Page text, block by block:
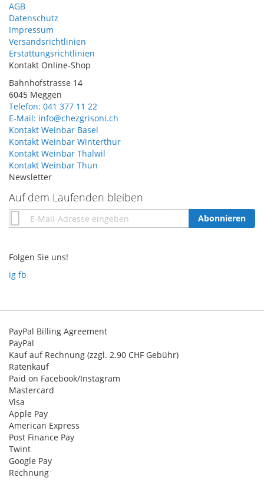
AGB
Datenschutz
Impressum
Versandsrichtlinien
Erstattungsrichtlinien
Kontakt Online-Shop
Bahnhofstrasse 14
6045 Meggen
Telefon: 041 377 11 22
E-Mail: info@chezgrisoni.ch
Kontakt Weinbar Basel
Kontakt Weinbar Winterthur
Kontakt Weinbar Thalwil
Kontakt Weinbar Thun
Newsletter
Auf dem Laufenden bleiben
Annmeldung
zum
Abonnieren
Folgen Sie uns!
ig fb
PayPal Billing Agreement
PayPal
Kauf auf Rechnung (zzgl. 2.90 CHF Gebühr)
Ratenkauf
Paid on Facebook/Instagram
Mastercard
Visa
Apple Pay
American Express
Post Finance Pay
Twint
Google Pay
Rechnung